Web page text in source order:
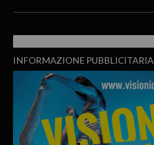
INFORMAZIONE PUBBLICITARIA